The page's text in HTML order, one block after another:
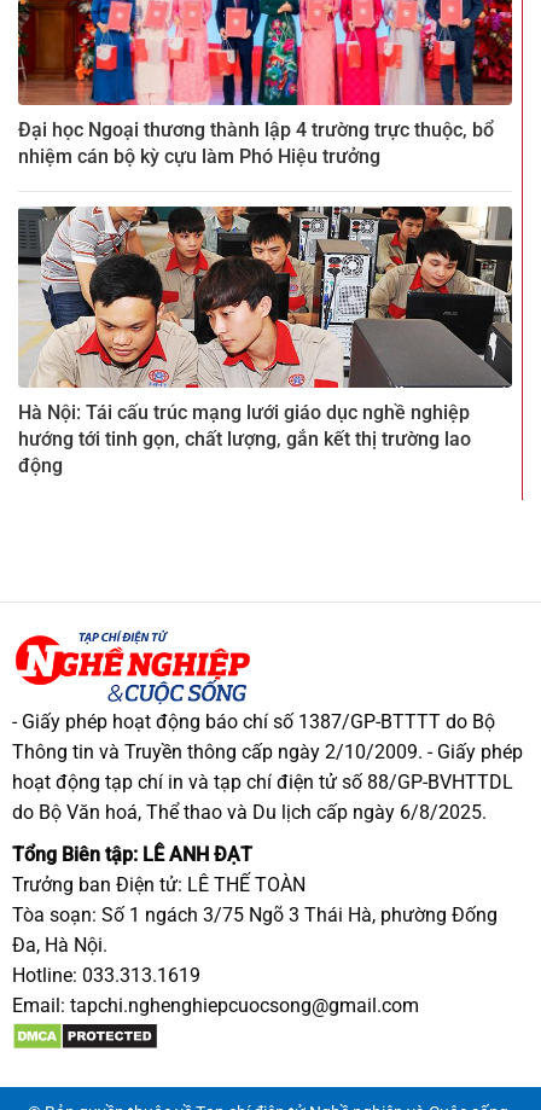
Đại học Ngoại thương thành lập 4 trường trực thuộc, bổ
nhiệm cán bộ kỳ cựu làm Phó Hiệu trưởng
Hà Nội: Tái cấu trúc mạng lưới giáo dục nghề nghiệp
hướng tới tinh gọn, chất lượng, gắn kết thị trường lao
động
- Giấy phép hoạt động báo chí số 1387/GP-BTTTT do Bộ
Thông tin và Truyền thông cấp ngày 2/10/2009. - Giấy phép
hoạt động tạp chí in và tạp chí điện tử số 88/GP-BVHTTDL
do Bộ Văn hoá, Thể thao và Du lịch cấp ngày 6/8/2025.
Tổng Biên tập: LÊ ANH ĐẠT
Trưởng ban Điện tử: LÊ THẾ TOÀN
Tòa soạn: Số 1 ngách 3/75 Ngõ 3 Thái Hà, phường Đống
Đa, Hà Nội.
Hotline: 033.313.1619
Email: tapchi.nghenghiepcuocsong@gmail.com